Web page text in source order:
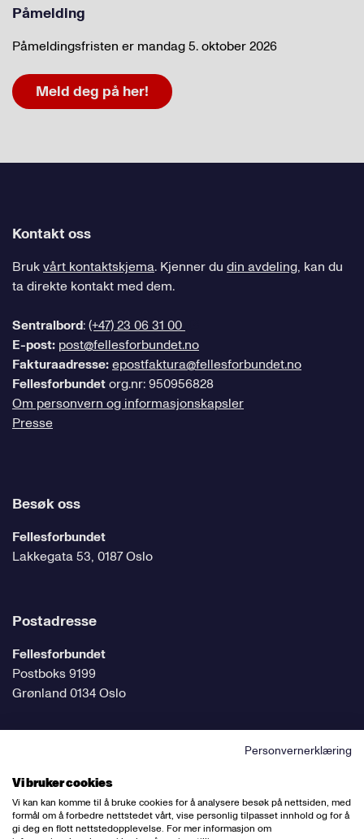
Påmelding
Påmeldingsfristen er mandag 5. oktober 2026
Meld deg på her!
Kontakt oss
Brukvårt kontaktskjema. Kjenner du din avdeling, kan du
ta direkte kontakt med dem.
Sentralbord:(+47) 23 06 31 00
E-post: post@fellesforbundet.no
Fakturaadresse:epostfaktura@fellesforbundet.no
Fellesforbundetorg.nr: 950956828
Om personvern og informasjonskapsler
Presse
Besøk oss
Fellesforbundet
Lakkegata 53, 0187 Oslo
Postadresse
Fellesforbundet
Postboks 9199
Grønland 0134 Oslo
Følg oss på sosiale medier
Personvernerklæring
Vi bruker cookies
Vi kan kan komme til å bruke cookies for å analysere besøk på nettsiden, med
formål om å forbedre nettstedet vårt, vise personlig tilpasset innhold og for å
gi deg en flott nettstedopplevelse. For mer informasjon om